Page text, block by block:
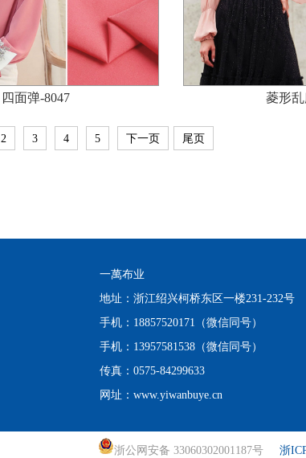
四面弹-8047 菱形乱
2 3 4 5 下一页 尾页
一萬布业
地址：浙江绍兴柯桥东区一楼231-232号
手机：18857520171（微信同号）
手机：13957581538（微信同号）
传真：0575-84299633
网址：www.yiwanbuye.cn
浙公网安备 33060302001187号 浙